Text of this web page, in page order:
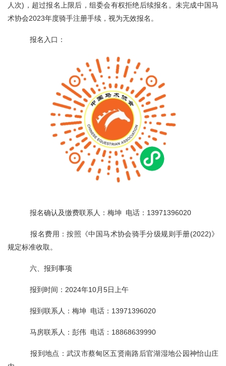
人次)，超过报名上限后，组委会有权拒绝后续报名。未完成中国马
术协会2023年度骑手注册手续，视为无效报名。
报名入口：
报名确认及缴费联系人：梅坤 电话：13971396020
报名费用：按照《中国马术协会骑手分级规则手册(2022)》
规定标准收取。
六、报到事项
报到时间：2024年10月5日上午
报到联系人：梅坤 电话：13971396020
马房联系人：彭伟 电话：18868639990
报到地点：武汉市蔡甸区五贤南路后官湖湿地公园神怡山庄